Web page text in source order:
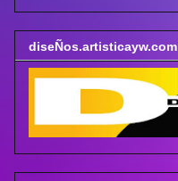
diseÑos.artisticayw.com